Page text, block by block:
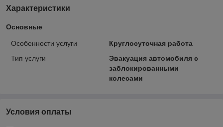
Характеристики
Основные
Особенности услуги
Круглосуточная работа
Тип услуги
Эвакуация автомобиля с
заблокированными
колесами
Условия оплаты